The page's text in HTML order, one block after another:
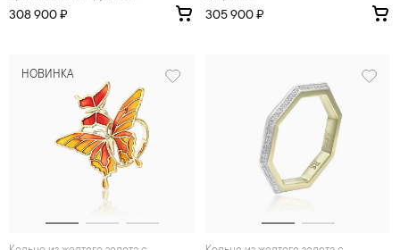
308 900 ₽ 305 900 ₽
НОВИНКА